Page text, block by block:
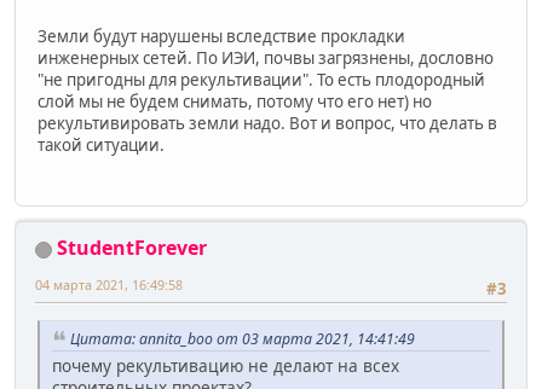
Земли будут нарушены вследствие прокладки
инженерных сетей. По ИЭИ, почвы загрязнены, дословно
"не пригодны для рекультивации". То есть плодородный
слой мы не будем снимать, потому что его нет) но
рекультивировать земли надо. Вот и вопрос, что делать в
такой ситуации.
StudentForever
#3
04 марта 2021, 16:49:58
Цитата: annita_boo от 03 марта 2021, 14:41:49
почему рекультивацию не делают на всех